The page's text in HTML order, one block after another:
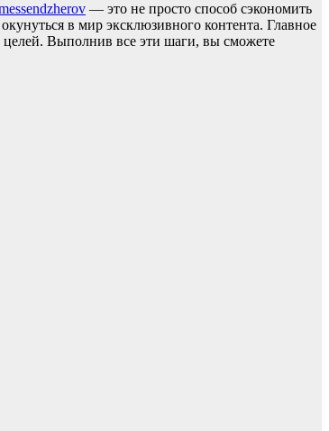
— это не просто способ сэкономить
в мир эксклюзивного контента. Главное
целей. Выполнив все эти шаги, вы сможете